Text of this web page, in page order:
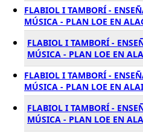
FLABIOL I TAMBORÍ -
MÚSICA - PLAN LOE EN
FLABIOL I TAMBORÍ -
MÚSICA - PLAN LOE EN
FLABIOL I TAMBORÍ -
MÚSICA - PLAN LOE EN
FLABIOL I TAMBORÍ -
MÚSICA - PLAN LOE EN